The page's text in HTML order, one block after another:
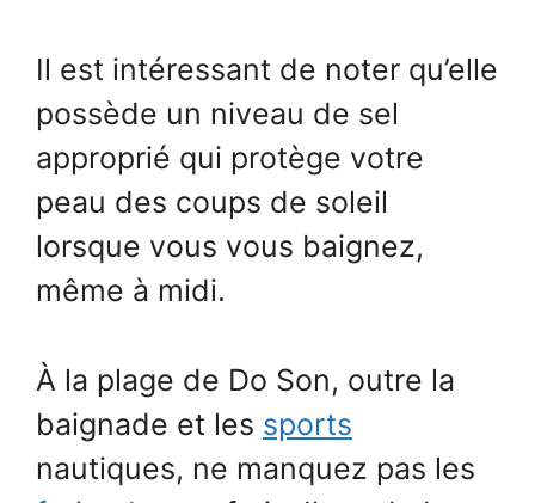
Il est intéressant de noter qu’elle
possède un niveau de sel
approprié qui protège votre
peau des coups de soleil
lorsque vous vous baignez,
même à midi.
À la plage de Do Son, outre la
baignade et les sports
nautiques, ne manquez pas les